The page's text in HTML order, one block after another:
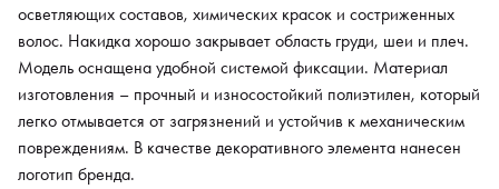
осветляющих составов, химических красок и состриженных
волос. Накидка хорошо закрывает область груди, шеи и плеч.
Модель оснащена удобной системой фиксации. Материал
изготовления – прочный и износостойкий полиэтилен, который
легко отмывается от загрязнений и устойчив к механическим
повреждениям. В качестве декоративного элемента нанесен
логотип бренда.